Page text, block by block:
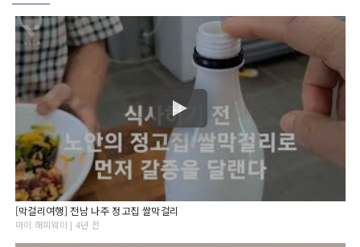
[막걸리여행] 전남 나주 정고집 쌀막걸리
마이 해피웨이 | 4년 전